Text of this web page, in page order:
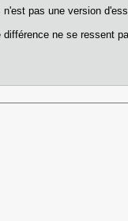
pas une version
différence ne se ressent